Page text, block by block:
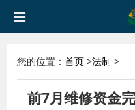
您的位置： 首页 >法制 >
前7月维修资金